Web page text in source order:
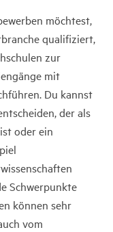
möchtest,
qualifiziert,
zur
mit
Du kannst
der als
oder ein
Schwerpunkte
können sehr
vom